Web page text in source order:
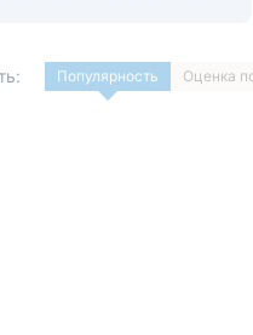
Популярность Оценка